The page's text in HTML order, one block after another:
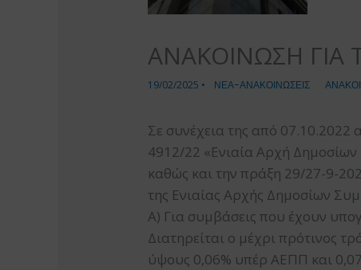
ΑΝΑΚΟΙΝΩΣΗ
19/02/2025 • ΝΕΑ-ΑΝΑΚΟΙΝΩΣΕΙΣ
Σε συνέχεια της από 07.10.2022
4912/22 «Ενιαία Αρχή Δημοσίων
καθώς και την πράξη 29/27-9-
της Ενιαίας Αρχής Δημοσίων
Α) Για συμβάσεις που έχουν
Διατηρείται ο μέχρι πρότινος
ύψους 0,06% υπέρ ΑΕΠΠ και